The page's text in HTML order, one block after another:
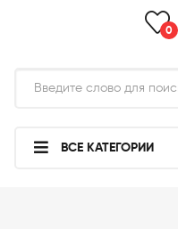
0
ВСЕ КАТЕГОРИИ